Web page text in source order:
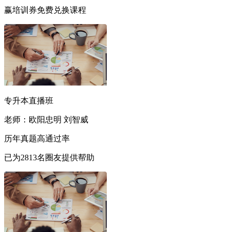
赢培训券免费兑换课程
专升本直播班
老师：欧阳忠明 刘智威
历年真题高通过率
已为2813名圈友提供帮助